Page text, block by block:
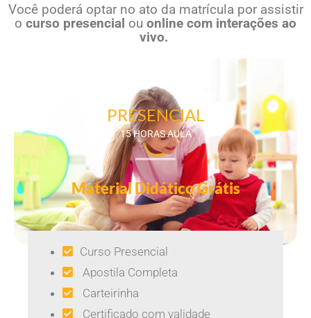
Você poderá optar no ato da matrícula por assistir
o curso presencial ou online com interações ao
vivo.
PRESENCIAL
15 HORAS AULA
Material Didático Grátis
Curso Presencial
Apostila Completa
Carteirinha
Certificado com validade